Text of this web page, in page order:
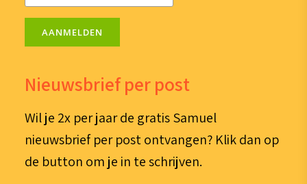
AANMELDEN
Nieuwsbrief per post
Wil je 2x per jaar de gratis Samuel
nieuwsbrief per post ontvangen? Klik dan op
de button om je in te schrijven.